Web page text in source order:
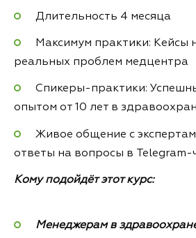
Длительность 4 месяца
Максимум практики: Кейсы
реальных проблем медцентра
Спикеры-практики:
опытом от 10 лет в
Живое общение с
ответы на вопросы в Telegram-
Кому подойдёт этот курс:
Менеджерам в